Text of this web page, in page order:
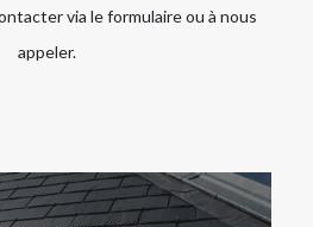
via le formulaire ou à nous
appeler.